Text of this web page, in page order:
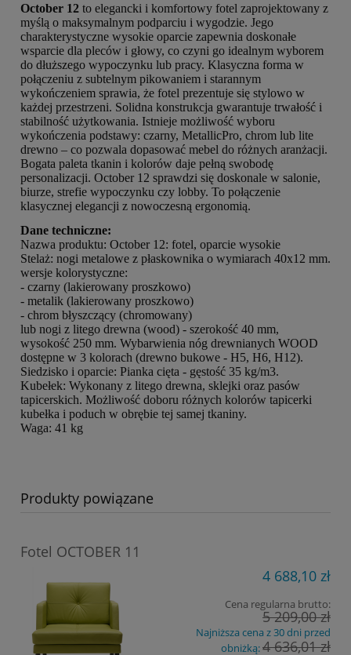
October 12 to elegancki i komfortowy fotel zaprojektowany z
myślą o maksymalnym podparciu i wygodzie. Jego
charakterystyczne wysokie oparcie zapewnia doskonałe
wsparcie dla pleców i głowy, co czyni go idealnym wyborem
do dłuższego wypoczynku lub pracy. Klasyczna forma w
połączeniu z subtelnym pikowaniem i starannym
wykończeniem sprawia, że fotel prezentuje się stylowo w
każdej przestrzeni. Solidna konstrukcja gwarantuje trwałość i
stabilność użytkowania. Istnieje możliwość wyboru
wykończenia podstawy: czarny, MetallicPro, chrom lub lite
drewno – co pozwala dopasować mebel do różnych aranżacji.
Bogata paleta tkanin i kolorów daje pełną swobodę
personalizacji. October 12 sprawdzi się doskonale w salonie,
biurze, strefie wypoczynku czy lobby. To połączenie
klasycznej elegancji z nowoczesną ergonomią.
Dane techniczne:
Nazwa produktu: October 12: fotel, oparcie wysokie
Stelaż: nogi metalowe z płaskownika o wymiarach 40x12 mm.
wersje kolorystyczne:
- czarny (lakierowany proszkowo)
- metalik (lakierowany proszkowo)
- chrom błyszczący (chromowany)
lub nogi z litego drewna (wood) - szerokość 40 mm,
wysokość 250 mm. Wybarwienia nóg drewnianych WOOD
dostępne w 3 kolorach (drewno bukowe - H5, H6, H12).
Siedzisko i oparcie: Pianka cięta - gęstość 35 kg/m3.
Kubełek: Wykonany z litego drewna, sklejki oraz pasów
tapicerskich. Możliwość doboru różnych kolorów tapicerki
kubełka i poduch w obrębie tej samej tkaniny.
Waga: 41 kg
Produkty powiązane
Fotel OCTOBER 11
4 688,10 zł
Cena regularna brutto:
5 209,00 zł
Najniższa cena z 30 dni przed
obniżką:4 636,01 zł